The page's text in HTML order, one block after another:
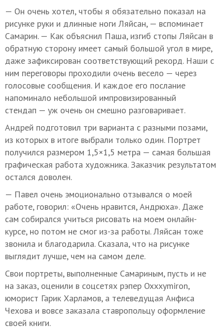
— Он очень хотел, чтобы я обязательно показал на
рисунке руки и длинные ноги Ляйсан, — вспоминает
Самарин. — Как объяснил Паша, изгиб стопы Ляйсан в
обратную сторону имеет самый большой угол в мире,
даже зафиксирован соответствующий рекорд. Наши с
ним переговоры проходили очень весело — через
голосовые сообщения. И каждое его послание
напоминало небольшой импровизированный
стендап — уж очень он смешно разговаривает.
Андрей подготовил три варианта с разными позами,
из которых в итоге выбрали только один. Портрет
получился размером 1,5×1,5 метра — самая большая
графическая работа художника. Заказчик результатом
остался доволен.
— Павел очень эмоционально отзывался о моей
работе, говорил: «Очень нравится, Андрюха». Даже
сам собирался учиться рисовать на моем онлайн-
курсе, но потом не смог из-за работы. Ляйсан тоже
звонила и благодарила. Сказала, что на рисунке
выглядит лучше, чем на самом деле.
Свои портреты, выполненные Самариным, пусть и не
на заказ, оценили в соцсетях рэпер Oxxxymiron,
юморист Гарик Харламов, а телеведущая Анфиса
Чехова и вовсе заказала ставропольцу оформление
своей книги.